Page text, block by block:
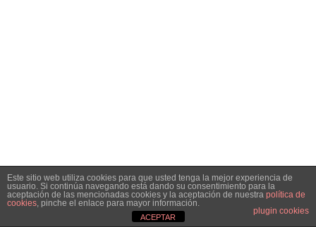
Este sitio web utiliza cookies para que usted tenga la mejor experiencia de
usuario. Si continúa navegando está dando su consentimiento para la
aceptación de las mencionadas cookies y la aceptación de nuestra política de
cookies, pinche el enlace para mayor información.
plugin cookies
ACEPTAR